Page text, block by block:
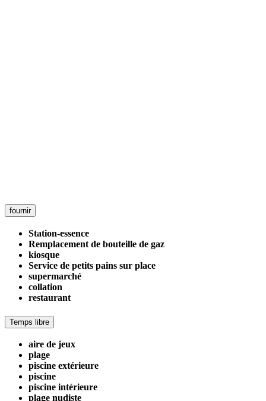
fournir
Station-essence
Remplacement de bouteille de gaz
kiosque
Service de petits pains sur place
supermarché
collation
restaurant
Temps libre
aire de jeux
plage
piscine extérieure
piscine
piscine intérieure
plage nudiste